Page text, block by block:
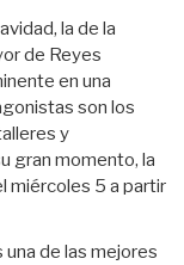
la de la
de Reyes
en una
son los
y
gran momento, la
miércoles 5 a partir
de las mejores